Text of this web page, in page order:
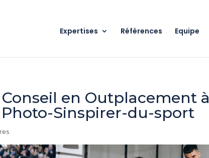
Expertises Références Equipe
en Outplacement à
Sinspirer-du-sport